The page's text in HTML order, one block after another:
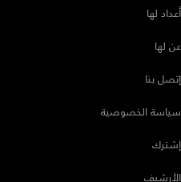
أعداد لها
عن لها
إتصل بنا
سياسة الخصوصية
إشترك
الأرشيف